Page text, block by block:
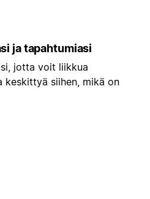
ja tapahtumiasi
jotta voit liikkua
keskittyä siihen, mikä on